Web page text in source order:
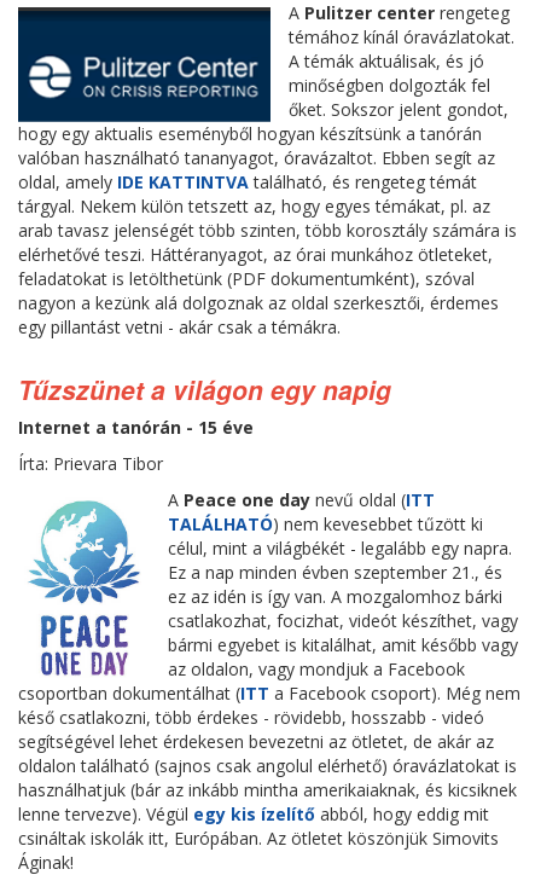
A Pulitzer center rengeteg
témához kínál óravázlatokat.
A témák aktuálisak, és jó
minőségben dolgozták fel
őket. Sokszor jelent gondot,
hogy egy aktualis eseményből hogyan készítsünk a tanórán
valóban használható tananyagot, óravázaltot. Ebben segít az
oldal, amely IDE KATTINTVAtalálható, és rengeteg témát
tárgyal. Nekem külön tetszett az, hogy egyes témákat, pl. az
arab tavasz jelenségét több szinten, több korosztály számára is
elérhetővé teszi. Háttéranyagot, az órai munkához ötleteket,
feladatokat is letölthetünk (PDF dokumentumként), szóval
nagyon a kezünk alá dolgoznak az oldal szerkesztői, érdemes
egy pillantást vetni - akár csak a témákra.
Tűzszünet a világon egy napig
Internet a tanórán - 15 éve
Írta: Prievara Tibor
A Peace one day nevű oldal (ITT
TALÁLHATÓ) nem kevesebbet tűzött ki
célul, mint a világbékét - legalább egy napra.
Ez a nap minden évben szeptember 21., és
ez az idén is így van. A mozgalomhoz bárki
csatlakozhat, focizhat, videót készíthet, vagy
bármi egyebet is kitalálhat, amit később vagy
az oldalon, vagy mondjuk a Facebook
csoportban dokumentálhat (ITT a Facebook csoport). Még nem
késő csatlakozni, több érdekes - rövidebb, hosszabb - videó
segítségével lehet érdekesen bevezetni az ötletet, de akár az
oldalon található (sajnos csak angolul elérhető) óravázlatokat is
használhatjuk (bár az inkább mintha amerikaiaknak, és kicsiknek
lenne tervezve). Végül egy kis ízelítő abból, hogy eddig mit
csináltak iskolák itt, Európában. Az ötletet köszönjük Simovits
Áginak!